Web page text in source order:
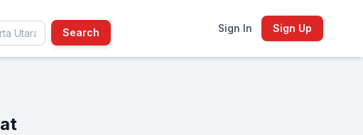
Search Sign In Sign Up